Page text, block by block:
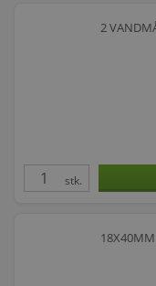
2
stk.
18X40MM